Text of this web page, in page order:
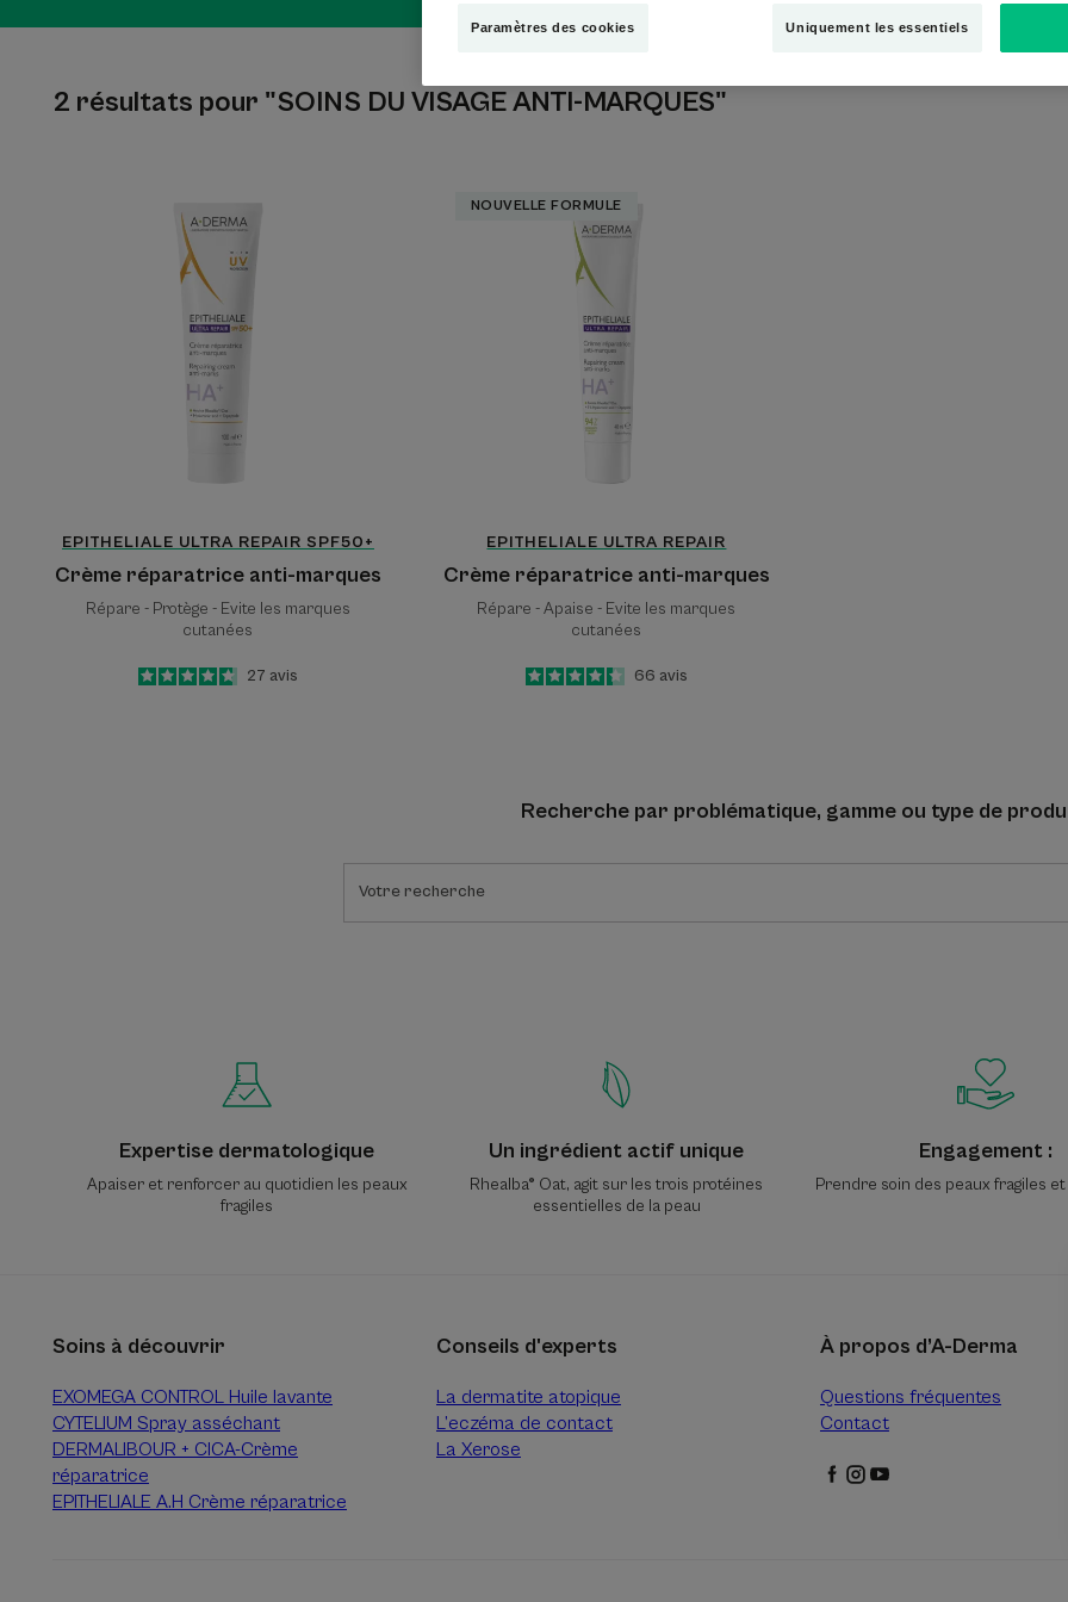
2 résultats pour "SOINS DU VISAGE ANTI-MARQUES"
réparatrice
marques
EPITHELIALE ULTRA REPAIR SPF50+
Crème réparatrice anti-marques
Répare - Protège - Evite les marques
cutanées
4.7
/5
27 avis
réparatrice
anti-
NOUVELLE FORMULE
EPITHELIALE ULTRA REPAIR
Crème réparatrice anti-marques
Répare - Apaise - Evite les marques
cutanées
4.3
/5
66 avis
Recherche par problématique, gamme ou type de
Expertise dermatologique
Apaiser et renforcer au quotidien les peaux
fragiles
Un ingrédient actif unique
Rhealba® Oat, agit sur les trois protéines
essentielles de la peau
Engagement :
Prendre soin des peaux fragiles
Soins à découvrir
EXOMEGA CONTROL Huile lavante
CYTELIUM Spray asséchant
DERMALIBOUR + CICA-Crème
réparatrice
EPITHELIALE A.H Crème réparatrice
Conseils d'experts
La dermatite atopique
L’eczéma de contact
La Xerose
À propos d’A-Derma
Questions fréquentes
Contact
Paramètres des cookies Uniquement les essentiels